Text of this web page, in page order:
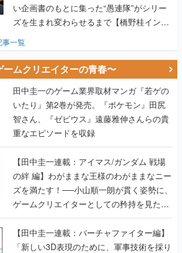
い企画書のもとに集った“愚連隊”がシリー
ズを生まれ変わらせるまで【橋野桂インタ
事一覧
ムクリエイターの青春〜
田中圭一のゲーム業界取材マンガ『若ゲの
いたり』第2巻が発売。『ポケモン』田尻
智さん、『ゼビウス』遠藤雅伸さんらの貴
重なエピソードを収録
【田中圭一連載：アイマス/ガンダム 戦場
の絆 編】わがままな王様のわがままなニー
ズを満たす！──小山順一朗が貫く姿勢に、
ゲームクリエイターとしての矜持を見た
【若ゲのいたり最終回】
【田中圭一連載：バーチャファイター編】
「新しい3D表現のために、軍事技術を採り